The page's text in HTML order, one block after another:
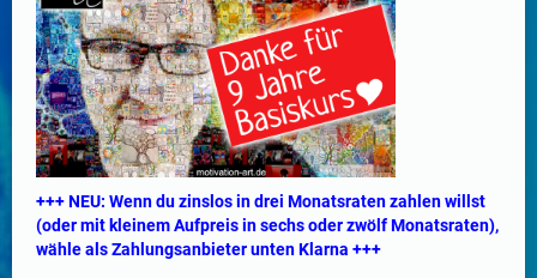
+++ NEU: Wenn du zinslos in drei Monatsraten zahlen willst
(oder mit kleinem Aufpreis in sechs oder zwölf Monatsraten),
wähle als Zahlungsanbieter unten Klarna +++